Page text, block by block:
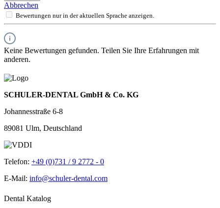
Abbrechen
Bewertungen nur in der aktuellen Sprache anzeigen.
Keine Bewertungen gefunden. Teilen Sie Ihre Erfahrungen mit
anderen.
SCHULER-DENTAL GmbH & Co. KG
Johannesstraße 6-8
89081 Ulm, Deutschland
Telefon: +49 (0)731 / 9 2772 - 0
E-Mail: info@schuler-dental.com
Dental Katalog